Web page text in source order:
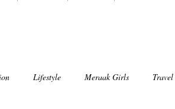
Lifestyle Meraak Girls Travel